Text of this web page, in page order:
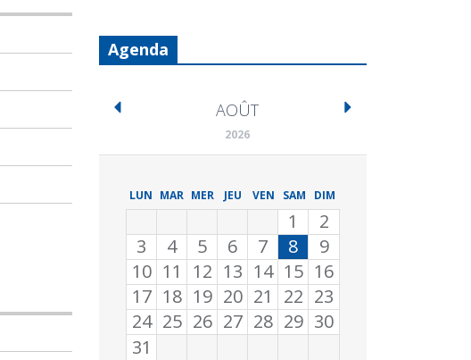
Agenda
AOÛT
2026
LUN MAR MER JEU VEN SAM DIM
1
2
3
4 5 6 7 8
9
10 11 12 13 14 15 16
17 18 19 20 21 22 23
24 25 26 27 28 29 30
31